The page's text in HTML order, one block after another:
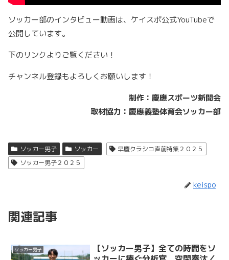
ソッカー部のインタビュー動画は、ケイスポ公式YouTubeで
公開しています。
下のリンクよりご覧ください！
チャンネル登録もよろしくお願いします！
制作：慶應スポーツ新聞会
取材協力：慶應義塾体育会ソッカー部
ソッカー男子 ソッカー
早慶クラシコ直前特集２０２５
ソッカー男子２０２５
keispo
関連記事
ソッカー男子
【ソッカー男子】全ての時間をソ